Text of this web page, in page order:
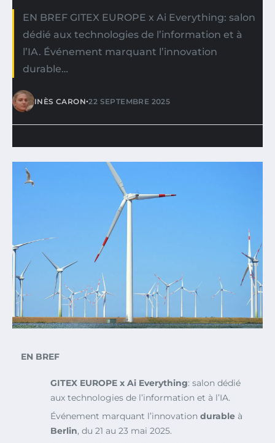
EN BREF GITEX EUROPE x Ai Everything: salon
dédié aux technologies de l’information et à
l’IA. Événement marquant l’innovation
durable…
INÈS CARON•22 SEPTEMBRE 2025
EN BREF
GITEX EUROPE x Ai Everything: salon dédié
aux technologies de l’information et à l’IA.
Événement marquant l’innovation durable à
Berlin, du 21 au 23 mai 2025.